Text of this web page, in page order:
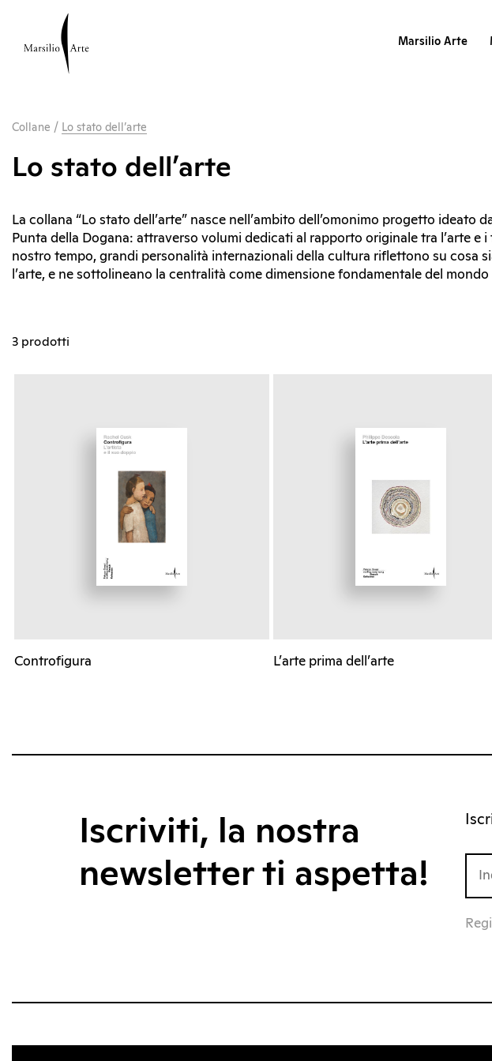
Marsilio Arte
Collane / Lo stato dell’arte
Lo stato dell’arte
La collana “Lo stato dell’arte” nasce nell’ambito dell’omonimo progetto ideato
Punta della Dogana: attraverso volumi dedicati al rapporto originale tra l’arte e i
nostro tempo, grandi personalità internazionali della cultura riflettono su cosa
l’arte, e ne sottolineano la centralità come dimensione fondamentale del
3 prodotti
Controfigura L’arte prima dell’arte
Iscriviti, la nostra
newsletter ti aspetta!